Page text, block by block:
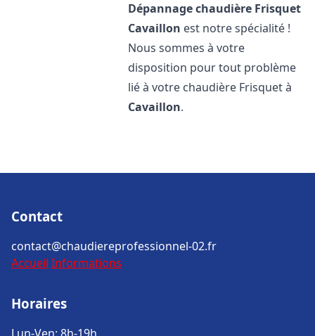
Dépannage chaudière Frisquet
Cavaillon est notre spécialité !
Nous sommes à votre
disposition pour tout problème
lié à votre chaudière Frisquet à
Cavaillon.
Contact
contact@chaudiereprofessionnel-02.fr
Accueil Informations
Horaires